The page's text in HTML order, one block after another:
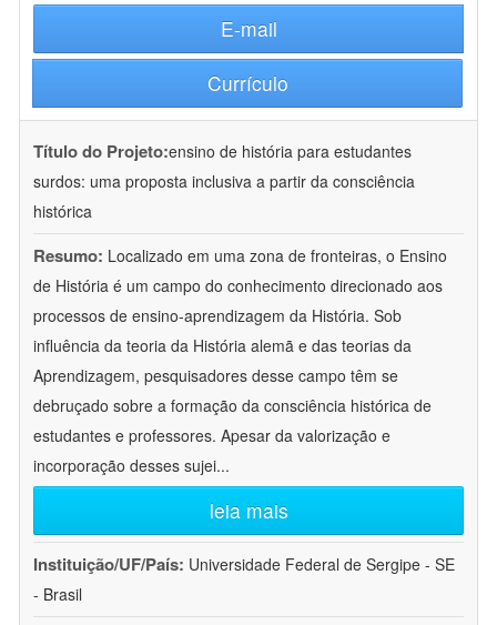
E-mail
Currículo
Título do Projeto:ensino de história para estudantes
surdos: uma proposta inclusiva a partir da consciência
histórica
Resumo: Localizado em uma zona de fronteiras, o Ensino
de História é um campo do conhecimento direcionado aos
processos de ensino-aprendizagem da História. Sob
influência da teoria da História alemã e das teorias da
Aprendizagem, pesquisadores desse campo têm se
debruçado sobre a formação da consciência histórica de
estudantes e professores. Apesar da valorização e
incorporação desses sujei...
leia mais
Instituição/UF/País: Universidade Federal de Sergipe - SE
- Brasil